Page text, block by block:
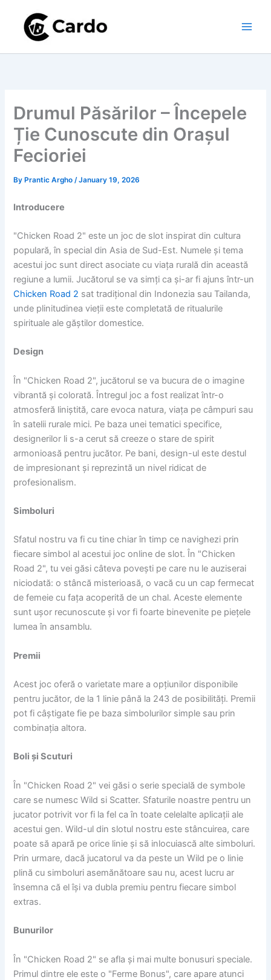
content
Drumul Păsărilor – Începele
Ție Cunoscute din Orașul
Fecioriei
By Prantic Argho/January 19, 2026
Introducere
"Chicken Road 2" este un joc de slot inspirat din cultura
populară, în special din Asia de Sud-Est. Numele și tema
acestui joc sunt direct asociate cu viața rurală din această
regiune a lumii. Jucătorul se va simți ca și-ar fi ajuns într-un
Chicken Road 2 sat tradițional din Indonezia sau Tailanda,
unde plinitudinea vieții este completată de ritualurile
spirituale ale găștilor domestice.
Design
În "Chicken Road 2", jucătorul se va bucura de o imagine
vibrantă și colorată. Întregul joc a fost realizat într-o
atmosferă liniștită, care evoca natura, viața pe câmpuri sau
în satelii rurale mici. Pe baza unei tematici specifice,
designerilor li s-a cerut să creeze o stare de spirit
armonioasă pentru jucător. Pe bani, design-ul este destul
de impresionant și reprezintă un nivel ridicat de
profesionalism.
Simboluri
Sfatul nostru va fi cu tine chiar în timp ce navighezi prin
fiecare simbol al acestui joc online de slot. În "Chicken
Road 2", tu vei găsi câteva povești pe care nu le auziserai
niciodată: o stâncă misterioasă, o vacă cu un cap fermecat
de femeie cu fața acoperită de un chal. Aceste elemente
sunt ușor recunoscute și vor fi foarte binevenite pe piețele
lumea în ansamblu.
Premii
Acest joc oferă o varietate mare a opțiunilor disponibile
pentru jucător, de la 1 linie până la 243 de posibilități. Premii
pot fi câștigate fie pe baza simbolurilor simple sau prin
combinația altora.
Boli și Scuturi
În "Chicken Road 2" vei găsi o serie specială de symbole
care se numesc Wild si Scatter. Sfaturile noastre pentru un
jucator potrivit vor fi la fel ca în toate celelalte aplicații ale
acestui gen. Wild-ul din slotul nostru este stâncuirea, care
poate să apară pe orice linie și să inlocuiască alte simboluri.
Prin urmare, dacă jucatorul va da peste un Wild pe o linie
plină cu simboluri asemănătoare sau nu, acest lucru ar
însemna că el își va dubla premiu pentru fiecare simbol
extras.
Bunurilor
În "Chicken Road 2" se afla și mai multe bonusuri speciale.
Primul dintre ele este o "Ferme Bonus", care apare atunci